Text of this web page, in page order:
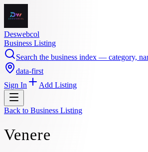
Deswebcol
Business Listing
Search the business index — category,
data-first
Sign In
Add Listing
Back to Business Listing
Venere